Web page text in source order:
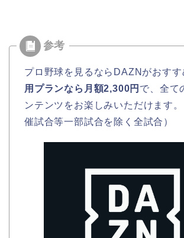
プロ野球を見るならDAZNがおすす
用プランなら月額2,300円 で、全て
ンテンツをお楽しみいただけます
催試合等一部試合を除く全試合）